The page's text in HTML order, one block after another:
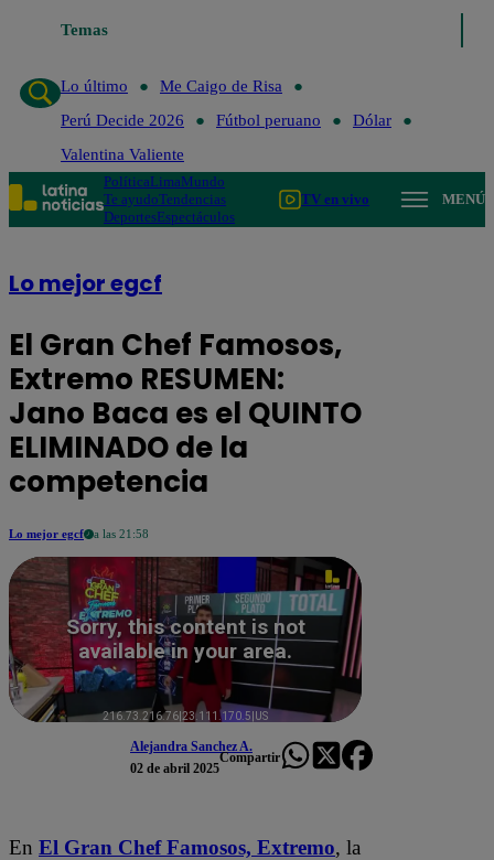
Temas
Lo último
Me Caigo de Risa
Perú Decide 2026
Fútbol peruano
Dólar
Valentina Valiente
PolíticaLimaMundo
Te ayudoTendencias
DeportesEspectáculos
TV en vivo MENÚ
Lo mejor egcf
El Gran Chef Famosos,
Extremo RESUMEN:
Jano Baca es el QUINTO
ELIMINADO de la
competencia
Lo mejor egcf a las 21:58
Alejandra Sanchez A.
02 de abril 2025
Compartir
En El Gran Chef Famosos, Extremo, la